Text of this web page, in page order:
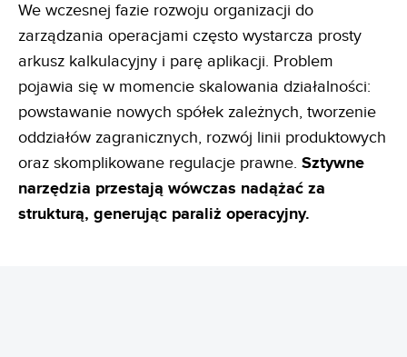
We wczesnej fazie rozwoju organizacji do
zarządzania operacjami często wystarcza prosty
arkusz kalkulacyjny i parę aplikacji. Problem
pojawia się w momencie skalowania działalności:
powstawanie nowych spółek zależnych, tworzenie
oddziałów zagranicznych, rozwój linii produktowych
oraz skomplikowane regulacje prawne. Sztywne
narzędzia przestają wówczas nadążać za
strukturą, generując paraliż operacyjny.